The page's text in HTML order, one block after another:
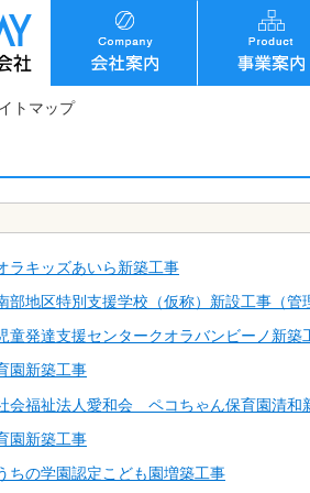
トマップ
ラキッズあいら新築工事
部地区特別支援学校（仮称）新設工事（管
童発達支援センタークオラバンビーノ新築
園新築工事
会福祉法人愛和会 ペコちゃん保育園清和
園新築工事
ちの学園認定こども園増築工事